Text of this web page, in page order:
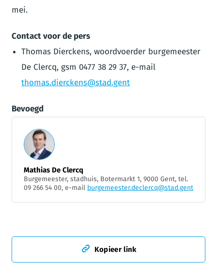
mei.
Contact voor de pers
Thomas Dierckens, woordvoerder burgemeester
De Clercq, gsm 0477 38 29 37, e-mail
thomas.dierckens@stad.gent
Bevoegd
Mathias De Clercq
Burgemeester, stadhuis, Botermarkt 1, 9000 Gent, tel.
09 266 54 00, e-mail burgemeester.declercq@stad.gent
Kopieer link